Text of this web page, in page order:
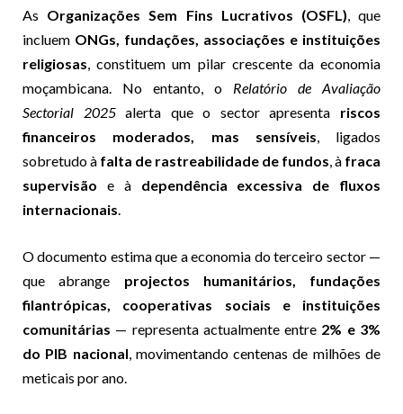
As Organizações Sem Fins Lucrativos (OSFL), que
incluem ONGs, fundações, associações e instituições
religiosas, constituem um pilar crescente da economia
moçambicana. No entanto, o Relatório de Avaliação
Sectorial 2025alerta que o sector apresenta riscos
financeiros moderados, mas sensíveis, ligados
sobretudo à falta de rastreabilidade de fundos, à fraca
supervisão e à dependência excessiva de fluxos
internacionais.
O documento estima que a economia do terceiro sector —
que abrange projectos humanitários, fundações
filantrópicas, cooperativas sociais e instituições
comunitárias — representa actualmente entre 2% e 3%
do PIB nacional, movimentando centenas de milhões de
meticais por ano.